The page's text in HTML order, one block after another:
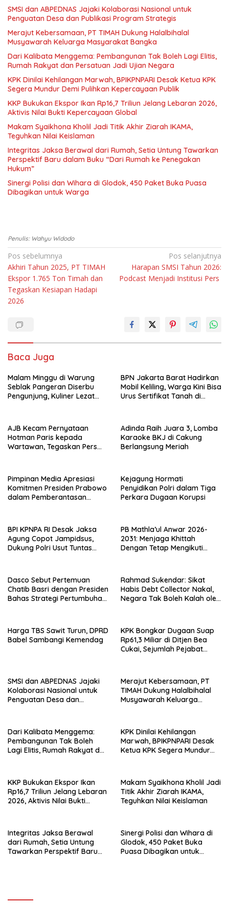
SMSI dan ABPEDNAS Jajaki Kolaborasi Nasional untuk
Merajut Kebersamaan, PT TIMAH Dukung Halalbihalal
Musyawarah Keluarga Masyarakat Bangka
Dari Kalibata Menggema: Pembangunan Tak Boleh Lagi Elitis,
Rumah Rakyat dan Persatuan Jadi Ujian Negara
KPK Dinilai Kehilangan Marwah, BPIKPNPARI Desak Ketua KPK
KKP Bukukan Ekspor Ikan Rp16,7 Triliun Jelang Lebaran 2026,
Aktivis Nilai Bukti Kepercayaan Global
Makam Syaikhona Kholil Jadi Titik Akhir Ziarah IKAMA,
Teguhkan Nilai Keislaman
Integritas Jaksa Berawal dari Rumah, Setia Untung Tawarkan
Perspektif Baru dalam Buku “Dari Rumah ke Penegakan
Hukum”
Sinergi Polisi dan Wihara di Glodok, 450 Paket Buka Puasa
Dibagikan untuk Warga
Penulis: Wahyu Widodo
Navigasi
pos
Pos sebelumnya
Akhiri Tahun 2025, PT TIMAH
Ekspor 1.765 Ton Timah dan
Tegaskan Kesiapan Hadapi
2026
Pos selanjutnya
Harapan SMSI Tahun 2026:
Podcast Menjadi Institusi Pers
Baca Juga
Malam Minggu di Warung
Seblak Pangeran Diserbu
Pengunjung, Kuliner Lezat
BPN Jakarta Barat Hadirkan
Mobil Keliling, Warga Kini Bisa
Urus Sertifikat Tanah di
AJB Kecam Pernyataan
Hotman Paris kepada
Wartawan, Tegaskan Pers
Adinda Raih Juara 3, Lomba
Karaoke BKJ di Cakung
Berlangsung Meriah
Pimpinan Media Apresiasi
Komitmen Presiden Prabowo
dalam Pemberantasan
Kejagung Hormati
Penyidikan Polri dalam Tiga
Perkara Dugaan Korupsi
BPI KPNPA RI Desak Jaksa
Agung Copot Jampidsus,
Dukung Polri Usut Tuntas
PB Mathla’ul Anwar 2026-
2031: Menjaga Khittah
Dengan Tetap Mengikuti
Dasco Sebut Pertemuan
Chatib Basri dengan Presiden
Bahas Strategi Pertumbuhan
Rahmad Sukendar: Sikat
Habis Debt Collector Nakal,
Negara Tak Boleh Kalah oleh
Harga TBS Sawit Turun, DPRD
Babel Sambangi Kemendag
KPK Bongkar Dugaan Suap
Rp61,3 Miliar di Ditjen Bea
Cukai, Sejumlah Pejabat
SMSI dan ABPEDNAS Jajaki
Kolaborasi Nasional untuk
Penguatan Desa dan
Merajut Kebersamaan, PT
TIMAH Dukung Halalbihalal
Musyawarah Keluarga
Dari Kalibata Menggema:
Pembangunan Tak Boleh
Lagi Elitis, Rumah Rakyat dan
KPK Dinilai Kehilangan
Marwah, BPIKPNPARI Desak
Ketua KPK Segera Mundur
KKP Bukukan Ekspor Ikan
Rp16,7 Triliun Jelang Lebaran
2026, Aktivis Nilai Bukti
Makam Syaikhona Kholil Jadi
Titik Akhir Ziarah IKAMA,
Teguhkan Nilai Keislaman
Integritas Jaksa Berawal
dari Rumah, Setia Untung
Tawarkan Perspektif Baru
Sinergi Polisi dan Wihara di
Glodok, 450 Paket Buka
Puasa Dibagikan untuk